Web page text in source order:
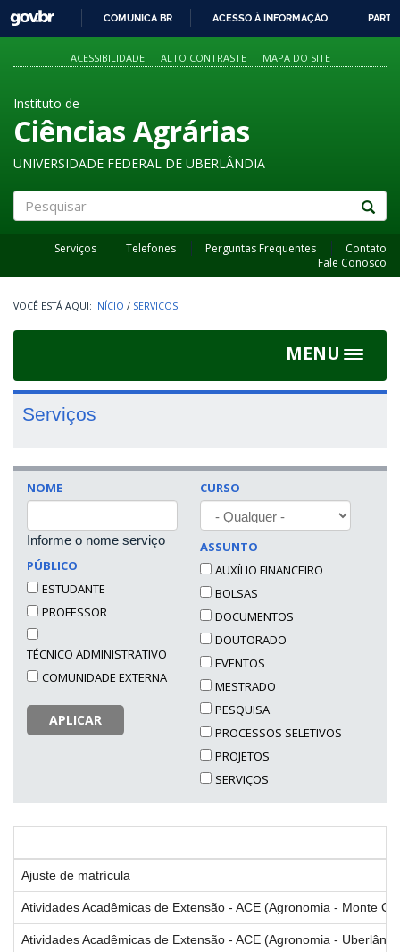
PARA
O
GOVBR
COMUNICA BR ACESSO À INFORMAÇÃO
ACESSIBILIDADE ALTO CONTRASTE MAPA DO SITE
Instituto de
Ciências Agrárias
UNIVERSIDADE FEDERAL DE UBERLÂNDIA
Serviços Telefones Perguntas Frequentes
Contato
Fale Conosco
INÍCIO / SERVICOS
MENU
Toggle
Serviços
NOME
Informe o nome serviço
PÚBLICO
ESTUDANTE
PROFESSOR
TÉCNICO ADMINISTRATIVO
COMUNIDADE EXTERNA
APLICAR
CURSO
ASSUNTO
AUXÍLIO FINANCEIRO
BOLSAS
DOCUMENTOS
DOUTORADO
EVENTOS
MESTRADO
PESQUISA
PROCESSOS SELETIVOS
PROJETOS
SERVIÇOS
Ajuste de matrícula
Atividades Acadêmicas de Extensão - ACE (Agronomia - Monte
Atividades Acadêmicas de Extensão - ACE (Agronomia -